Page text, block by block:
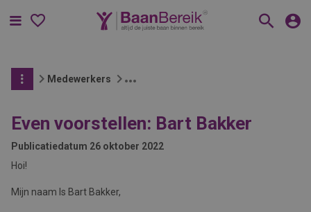
Menu
Medewerkers
Even voorstellen: Bart Bakker
Publicatiedatum 26 oktober 2022
Hoi!
Mijn naam Is Bart Bakker,